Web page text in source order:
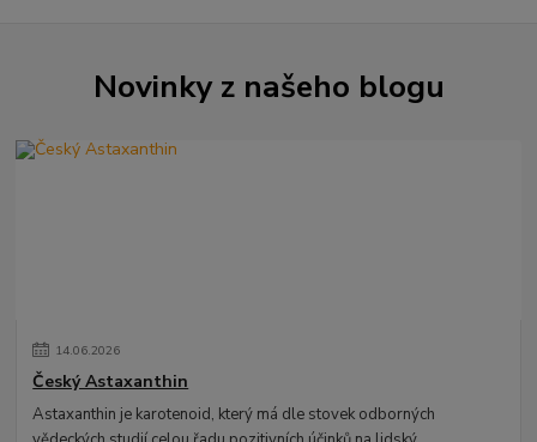
Novinky z našeho blogu
14.06.2026
Český Astaxanthin
Astaxanthin je karotenoid, který má dle stovek odborných